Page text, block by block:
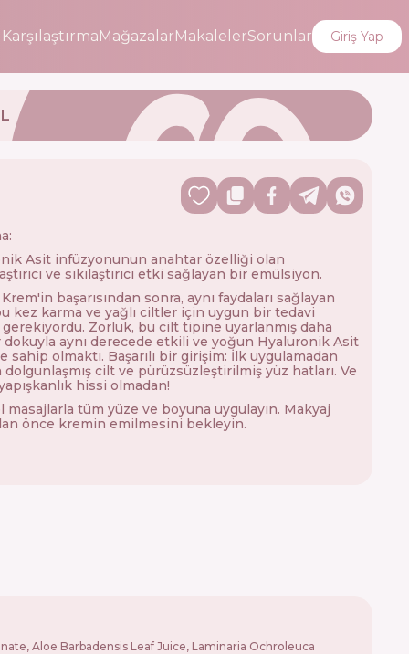
KarşılaştırmaMağazalarMakalelerSorunlar Giriş Yap
Asit infüzyonunun anahtar özelliği olan
ve sıkılaştırıcı etki sağlayan bir emülsiyon.
başarısından sonra, aynı faydaları sağlayan
kez karma ve yağlı ciltler için uygun bir tedavi
Zorluk, bu cilt tipine uyarlanmış daha
aynı derecede etkili ve yoğun Hyaluronik Asit
sahip olmaktı. Başarılı bir girişim: İlk uygulamadan
cilt ve pürüzsüzleştirilmiş yüz hatları. Ve
hissi olmadan!
masajlarla tüm yüze ve boyuna uygulayın. Makyaj
önce kremin emilmesini bekleyin.
Aloe Barbadensis Leaf Juice, Laminaria Ochroleuca